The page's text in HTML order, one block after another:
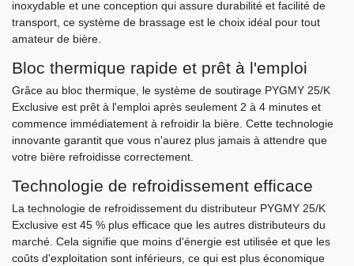
inoxydable et une conception qui assure durabilité et facilité de
transport, ce système de brassage est le choix idéal pour tout
amateur de bière.
Bloc thermique rapide et prêt à l'emploi
Grâce au bloc thermique, le système de soutirage PYGMY 25/K
Exclusive est prêt à l'emploi après seulement 2 à 4 minutes et
commence immédiatement à refroidir la bière. Cette technologie
innovante garantit que vous n'aurez plus jamais à attendre que
votre bière refroidisse correctement.
Technologie de refroidissement efficace
La technologie de refroidissement du distributeur PYGMY 25/K
Exclusive est 45 % plus efficace que les autres distributeurs du
marché. Cela signifie que moins d'énergie est utilisée et que les
coûts d'exploitation sont inférieurs, ce qui est plus économique